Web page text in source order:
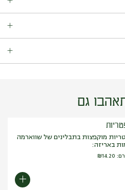
לליק ועוד ירוקים מדהימים
גם
מוקפצות בתבלינים של שווארמה
באריזה:
₪14.20